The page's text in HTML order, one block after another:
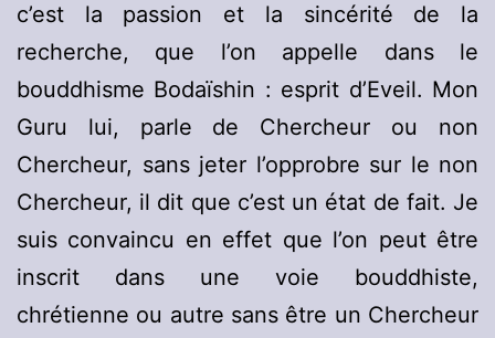
c’est la passion et la sincérité de la
recherche, que l’on appelle dans le
bouddhisme Bodaïshin : esprit d’Eveil. Mon
Guru lui, parle de Chercheur ou non
Chercheur, sans jeter l’opprobre sur le non
Chercheur, il dit que c’est un état de fait. Je
suis convaincu en effet que l’on peut être
inscrit dans une voie bouddhiste,
chrétienne ou autre sans être un Chercheur